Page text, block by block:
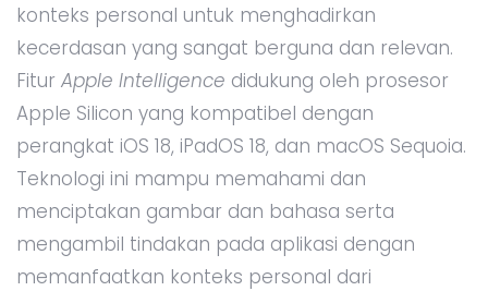
konteks personal untuk menghadirkan
kecerdasan yang sangat berguna dan relevan.
Fitur Apple Intelligence didukung oleh prosesor
Apple Silicon yang kompatibel dengan
perangkat iOS 18, iPadOS 18, dan macOS Sequoia.
Teknologi ini mampu memahami dan
menciptakan gambar dan bahasa serta
mengambil tindakan pada aplikasi dengan
memanfaatkan konteks personal dari